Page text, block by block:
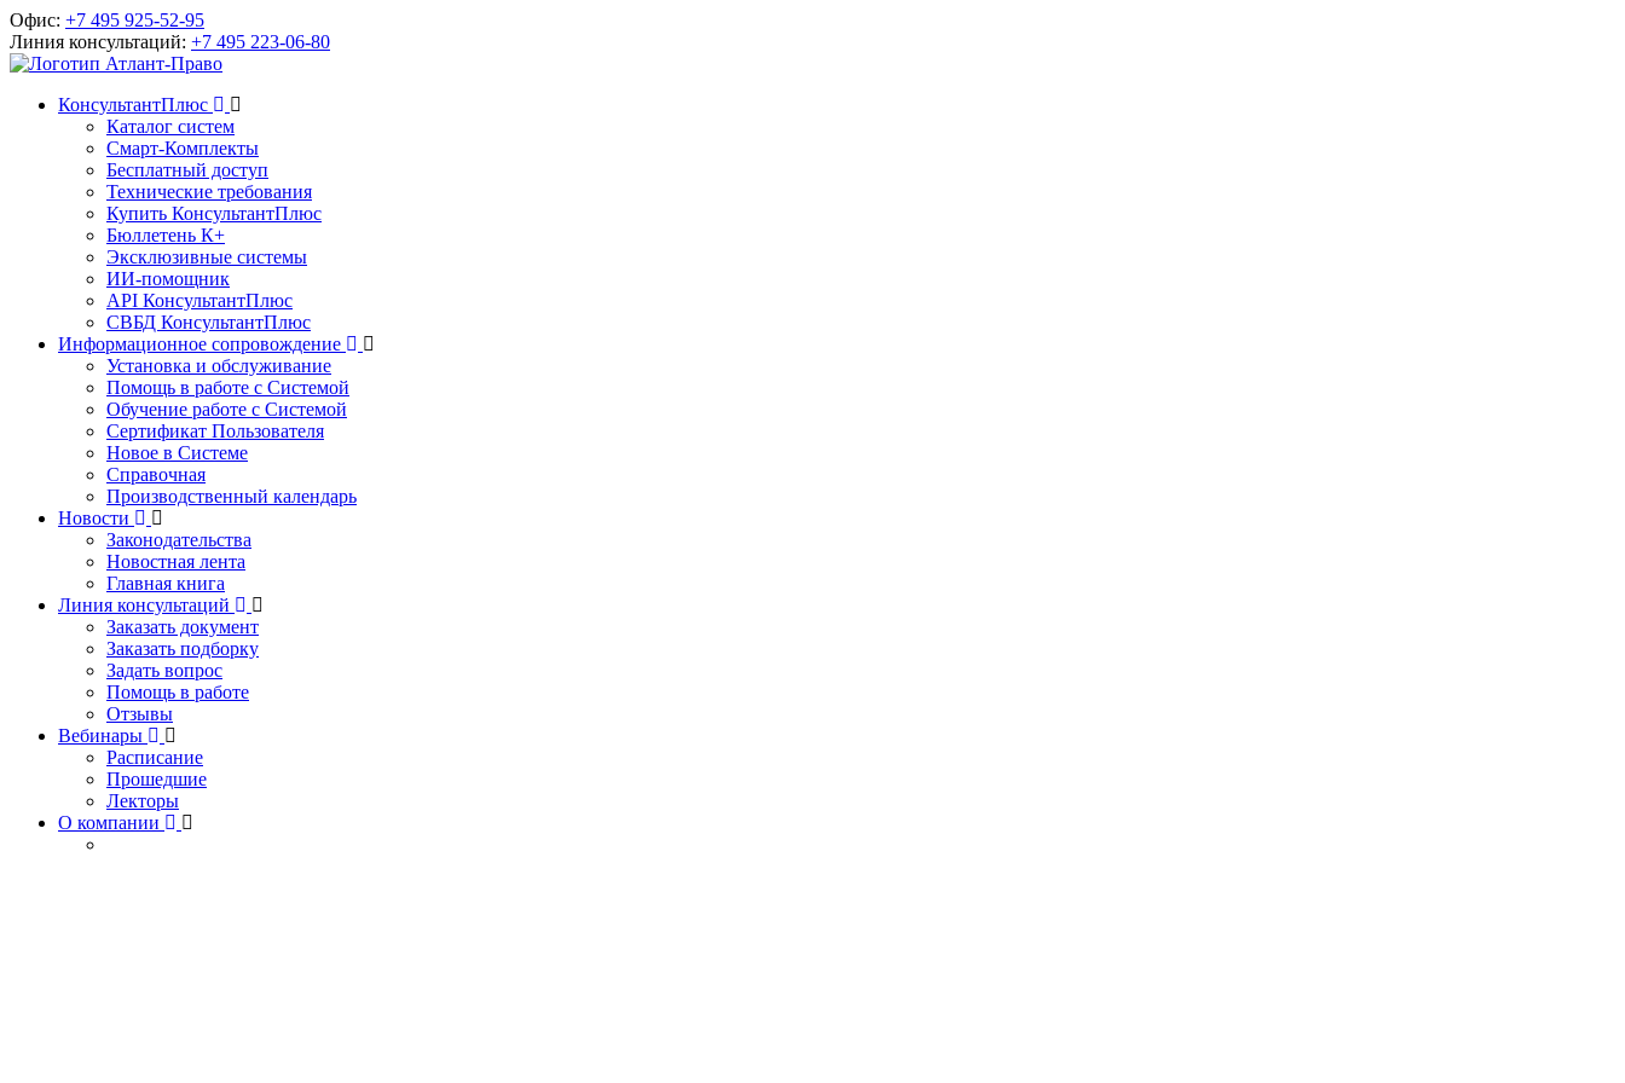
Офис: +7 495 925-52-95
Линия консультаций: +7 495 223-06-80
КонсультантПлюс
Каталог систем
Смарт-Комплекты
Бесплатный доступ
Технические требования
Купить КонсультантПлюс
Бюллетень К+
Эксклюзивные системы
ИИ-помощник
API КонсультантПлюс
СВБД КонсультантПлюс
Информационное сопровождение
Установка и обслуживание
Помощь в работе с Системой
Обучение работе с Системой
Сертификат Пользователя
Новое в Системе
Справочная
Производственный календарь
Новости
Законодательства
Новостная лента
Главная книга
Линия консультаций
Заказать документ
Заказать подборку
Задать вопрос
Помощь в работе
Отзывы
Вебинары
Расписание
Прошедшие
Лекторы
О компании